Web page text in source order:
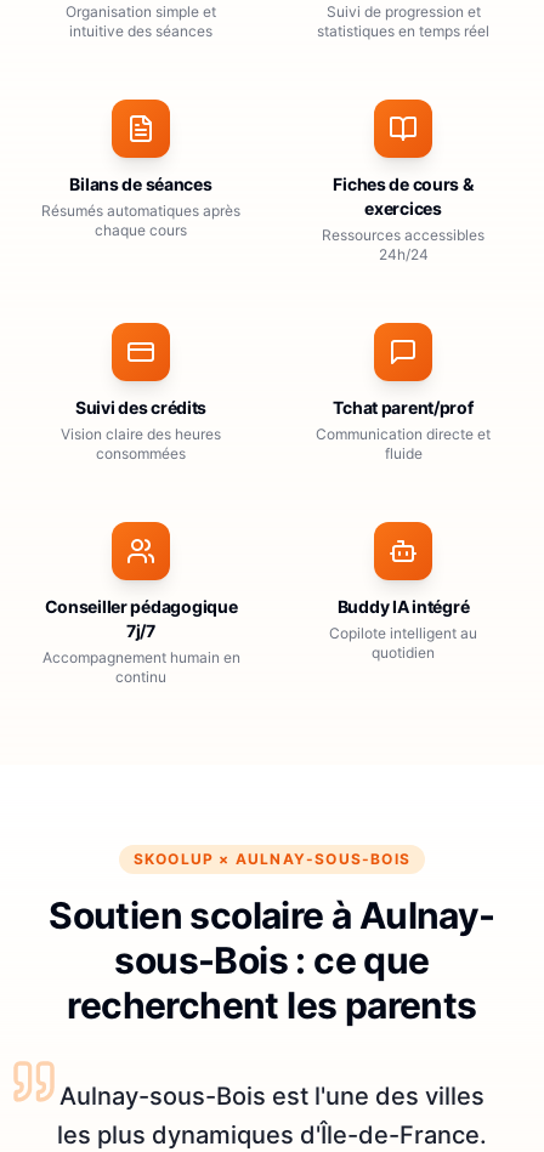
Organisation simple et
intuitive des séances
Suivi de progression et
statistiques en temps réel
Bilans de séances
Résumés automatiques après
chaque cours
Fiches de cours &
exercices
Ressources accessibles
24h/24
Suivi des crédits
Vision claire des heures
consommées
Tchat parent/prof
Communication directe et
fluide
Conseiller pédagogique
7j/7
Accompagnement humain en
continu
Buddy IA intégré
Copilote intelligent au
quotidien
SKOOLUP × AULNAY-SOUS-BOIS
Soutien scolaire à Aulnay-
sous-Bois : ce que
recherchent les parents
Aulnay-sous-Bois est l'une des villes
les plus dynamiques d'Île-de-France.